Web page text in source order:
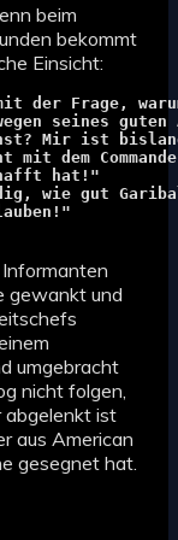
beim
bekommt
Einsicht:
der Frage,
seines
Mir ist
mit dem
hat!"
wie gut
gewankt und
umgebracht
nicht folgen,
abgelenkt ist
aus American
gesegnet hat.